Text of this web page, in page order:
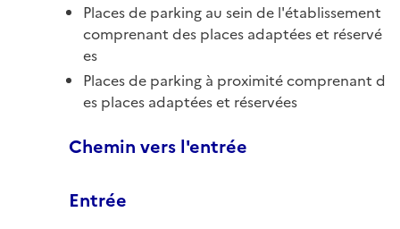
Places de parking au sein de l'établissement
comprenant des places adaptées et réservé
es
Places de parking à proximité comprenant d
es places adaptées et réservées
Chemin vers l'entrée
Entrée